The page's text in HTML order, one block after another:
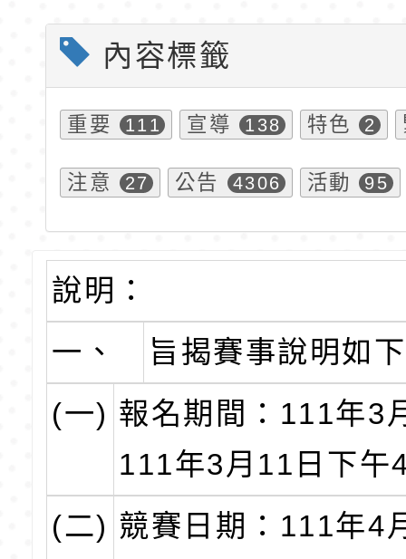
內容標籤
重要 111 宣導 138 特色 2
注意 27 公告 4306 活動 95
說明：
一、
旨揭賽事說明如
(一) 報名期間：111年3
111年3月11日下午
(二) 競賽日期：111年4